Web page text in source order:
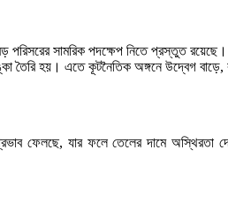
সামরিক পদক্ষেপ নিতে প্রস্তুত
হয়। এতে কূটনৈতিক অঙ্গনে উদ্বেগ বাড়ে,
ফেলছে, যার ফলে তেলের দামে